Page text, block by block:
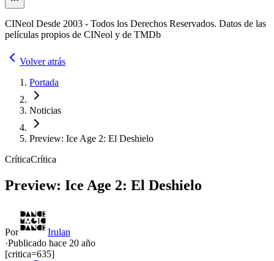
CINeol Desde 2003 - Todos los Derechos Reservados. Datos de las
películas propios de CINeol y de TMDb
Volver atrás
Portada
Noticias
Preview: Ice Age 2: El Deshielo
CríticaCrítica
Preview: Ice Age 2: El Deshielo
Por
Irulan
·Publicado hace 20 año
[critica=635]